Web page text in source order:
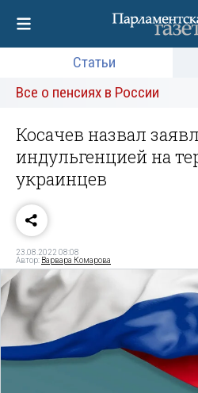
Статьи
Все о пенсиях в России
Косачев назвал
индульгенцией на
украинцев
23.08.2022 08:08
Автор: Варвара Комарова